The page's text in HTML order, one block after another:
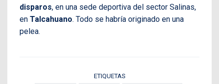
disparos, en una sede deportiva del sector Salinas,
en Talcahuano. Todo se habría originado en una
pelea.
ETIQUETAS